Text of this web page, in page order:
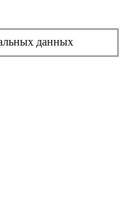
данных